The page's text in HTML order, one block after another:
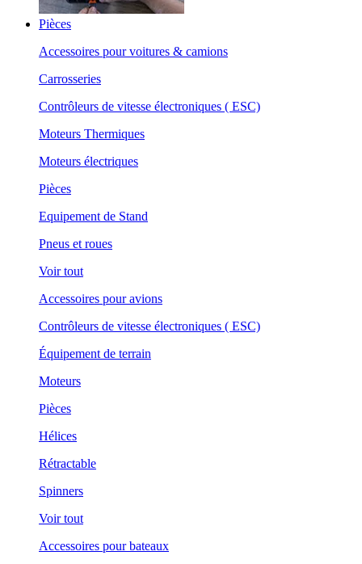
Pièces
Accessoires pour voitures & camions
Carrosseries
Contrôleurs de vitesse électroniques ( ESC)
Moteurs Thermiques
Moteurs électriques
Pièces
Equipement de Stand
Pneus et roues
Voir tout
Accessoires pour avions
Contrôleurs de vitesse électroniques ( ESC)
Équipement de terrain
Moteurs
Pièces
Hélices
Rétractable
Spinners
Voir tout
Accessoires pour bateaux